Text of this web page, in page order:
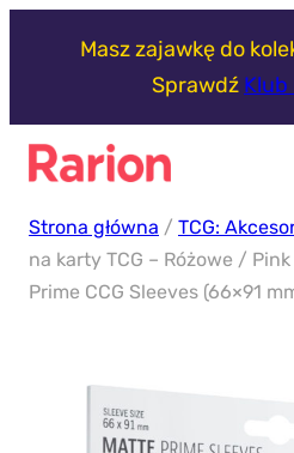
Masz zajawkę do
Sprawdź
Strona główna / TCG:
na karty TCG – Różowe /
Prime CCG Sleeves (66×91